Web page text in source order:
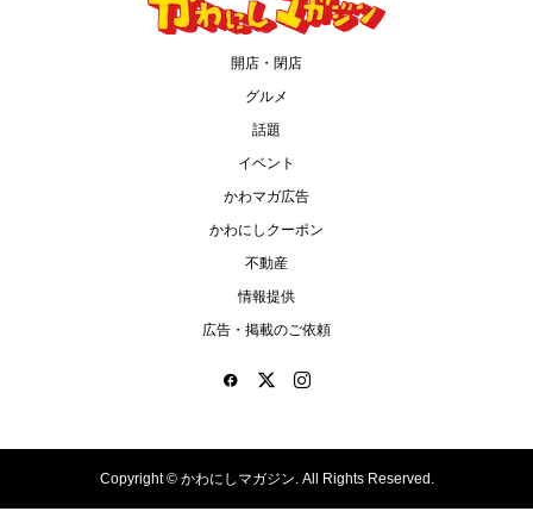
開店・閉店
グルメ
話題
イベント
かわマガ広告
かわにしクーポン
不動産
情報提供
広告・掲載のご依頼
Copyright ©かわにしマガジン. All Rights Reserved.